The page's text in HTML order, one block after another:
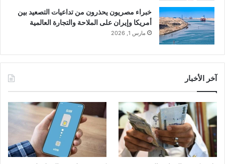
خبراء مصريون يحذرون من تداعيات التصعيد بين
أمريكا وإيران على الملاحة والتجارة العالمية
مارس 1, 2026
آخر الأخبار